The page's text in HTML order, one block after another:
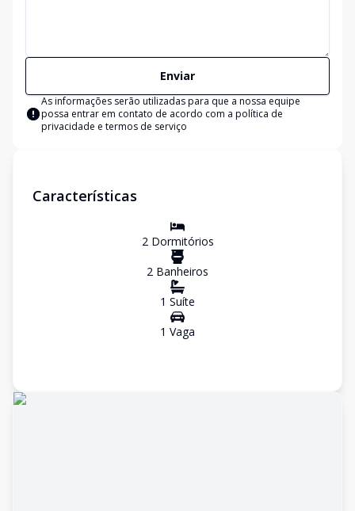
Enviar
As informações serão utilizadas para que a nossa equipe
possa entrar em contato de acordo com a política de
privacidade e termos de serviço
Características
2Dormitórios
2 Banheiros
1 Suíte
1 Vaga